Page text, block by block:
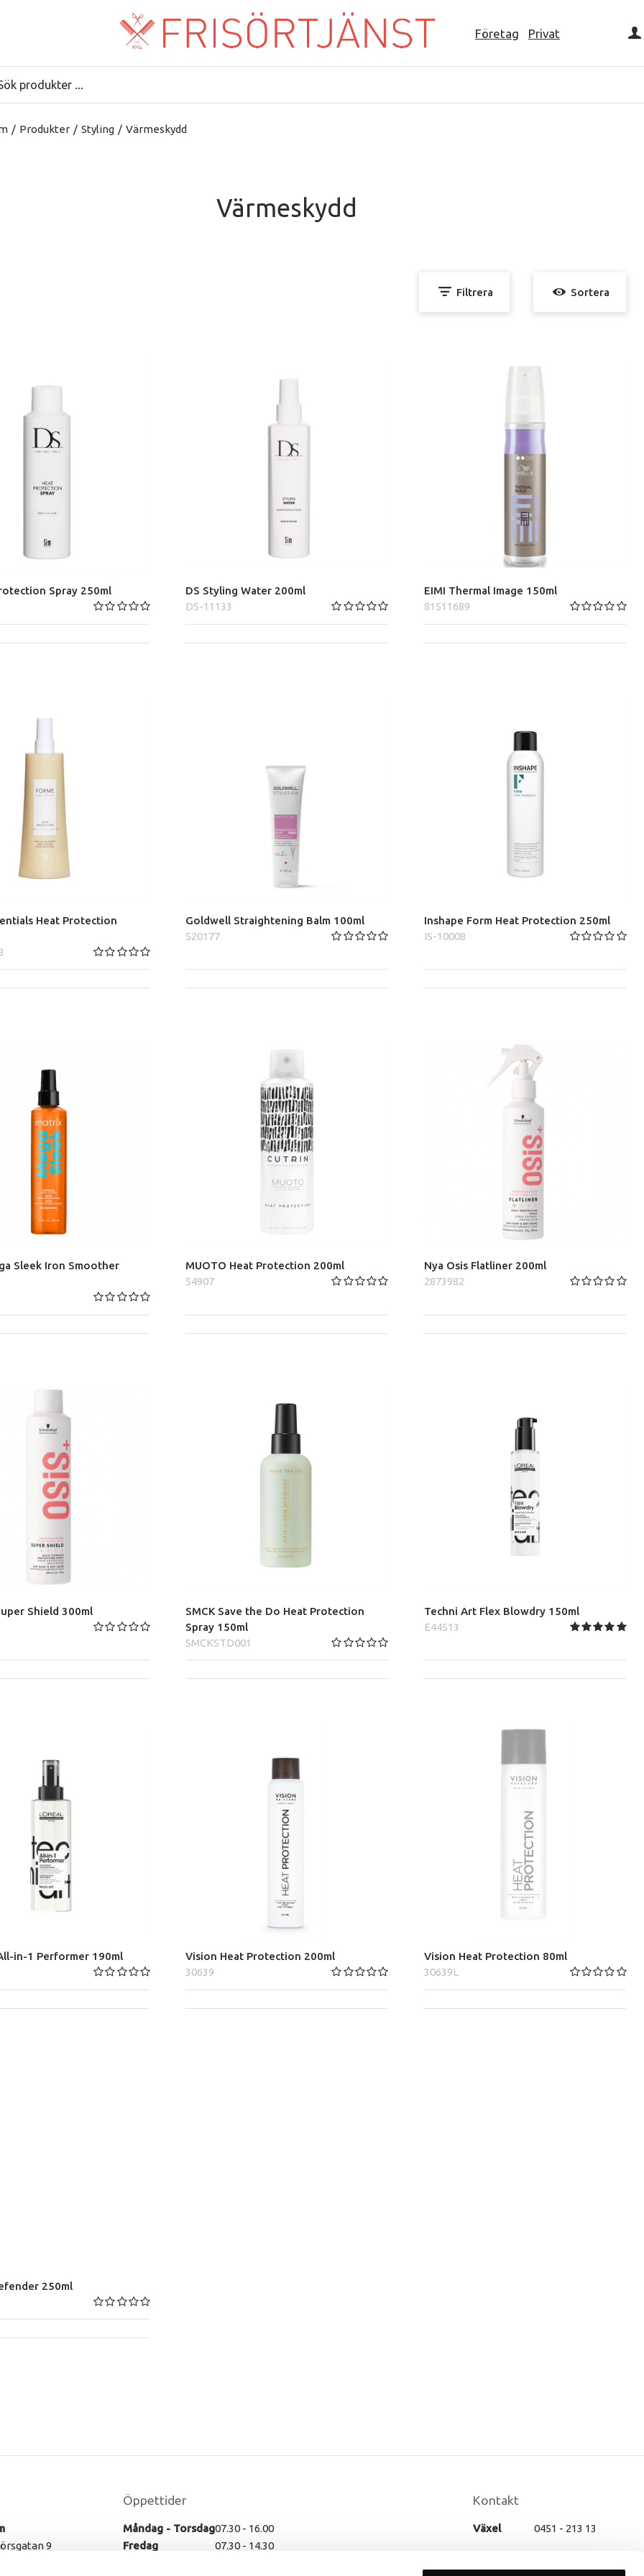
Företag Privat
/ Produkter / Styling / Värmeskydd
Värmeskydd
Filtrera Sortera
Spray 250ml
DS Styling Water 200ml
DS-11133
EIMI Thermal Image 150ml
81511689
Heat Protection
Goldwell Straightening Balm 100ml
520177
Inshape Form Heat Protection 250ml
IS-10008
Sleek Iron Smoother
MUOTO Heat Protection 200ml
54907
Nya Osis Flatliner 200ml
2873982
Shield 300ml
SMCK Save the Do Heat Protection
Spray 150ml
SMCKSTD001
Techni Art Flex Blowdry 150ml
E44513
in-1 Performer 190ml
Vision Heat Protection 200ml
30639
Vision Heat Protection 80ml
30639L
250ml
9
Öppettider
Måndag - Torsdag07.30 - 16.00
Fredag
07.30 - 14.30
Kontakt
Växel 0451 - 213 13
info@frisortjanst.se